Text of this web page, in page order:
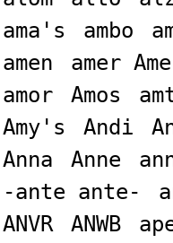
ama's
ambo
amen
amer
amor
Amos
Amy's
Andi
Anna
Anne
-ante ante-
ANVR
ANWB